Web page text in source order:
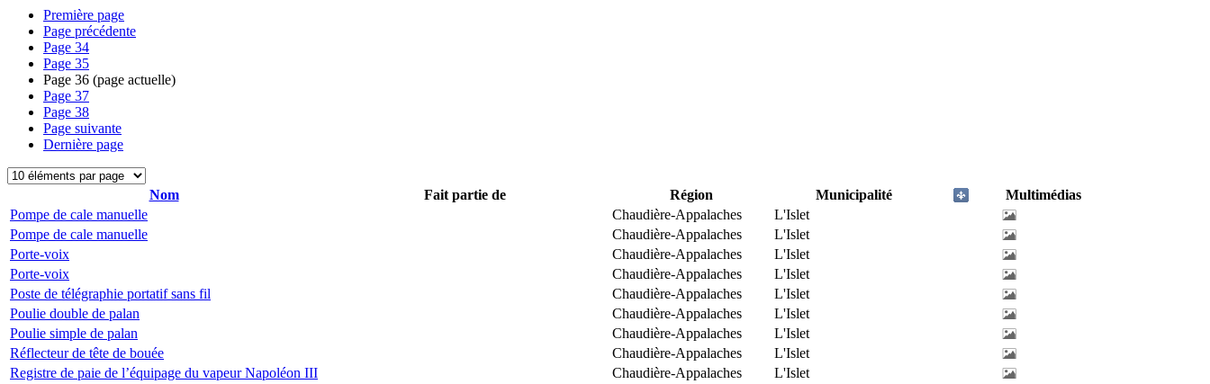
Première page
Page précédente
Page 34
Page 35
Page 36 (page actuelle)
Page 37
Page 38
Page suivante
Dernière page
Nom Fait partie de Région Municipalité
Multimédias
Pompe de cale manuelle
Chaudière-Appalaches
L'Islet
Pompe de cale manuelle
Chaudière-Appalaches
L'Islet
Porte-voix
Chaudière-Appalaches
L'Islet
Porte-voix
Chaudière-Appalaches
L'Islet
Poste de télégraphie portatif sans fil
Chaudière-Appalaches
L'Islet
Poulie double de palan
Chaudière-Appalaches
L'Islet
Poulie simple de palan
Chaudière-Appalaches
L'Islet
Réflecteur de tête de bouée
Chaudière-Appalaches
L'Islet
Registre de paie de l’équipage du vapeur Napoléon III
Chaudière-Appalaches
L'Islet